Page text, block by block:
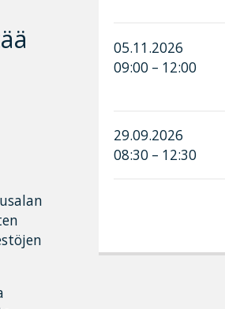
05.11.2026
09:00 – 12:00
29.09.2026
08:30 – 12:30